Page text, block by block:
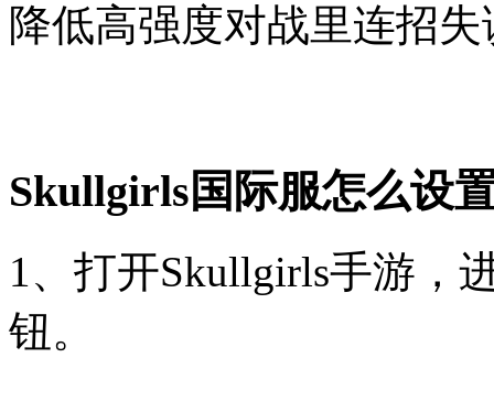
降低高强度对战里连招
Skullgirls国际服怎么设
1、打开Skullgirls手游，
钮。